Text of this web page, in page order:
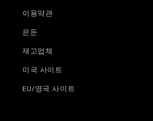
이용약관
은둔
재고업체
미국 사이트
EU/영국 사이트